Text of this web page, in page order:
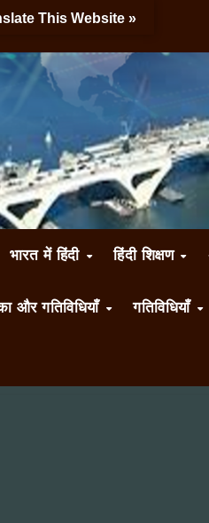
भारत में हिंदी हिंदी शिक्षण
और गतिविधियाँ गतिविधियाँ
This Website »